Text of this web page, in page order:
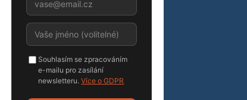
Souhlasím se zpracováním
e-mailu pro zasílání
newsletteru.Více o GDPR